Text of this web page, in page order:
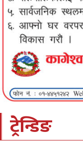
ट्रेन्डिङ